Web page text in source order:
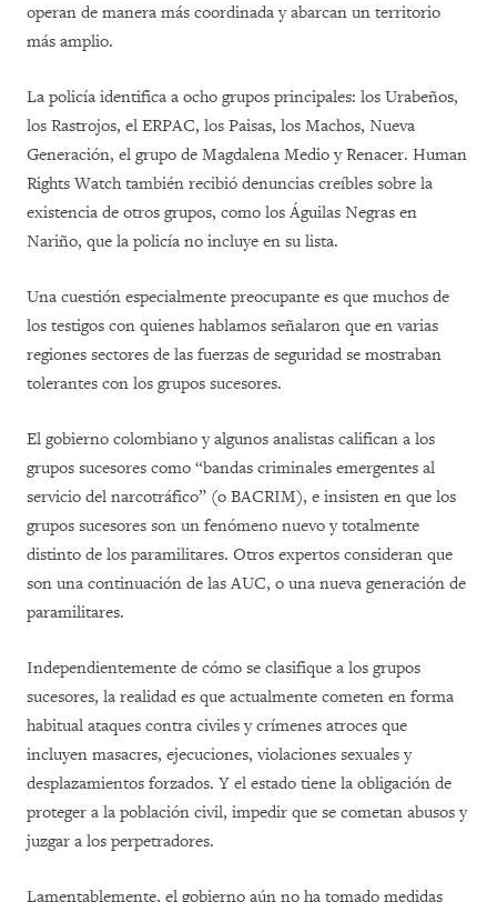
operan de manera más coordinada y abarcan un territorio
más amplio.
La policía identifica a ocho grupos principales: los Urabeños,
los Rastrojos, el ERPAC, los Paisas, los Machos, Nueva
Generación, el grupo de Magdalena Medio y Renacer. Human
Rights Watch también recibió denuncias creíbles sobre la
existencia de otros grupos, como los Águilas Negras en
Nariño, que la policía no incluye en su lista.
Una cuestión especialmente preocupante es que muchos de
los testigos con quienes hablamos señalaron que en varias
regiones sectores de las fuerzas de seguridad se mostraban
tolerantes con los grupos sucesores.
El gobierno colombiano y algunos analistas califican a los
grupos sucesores como “bandas criminales emergentes al
servicio del narcotráfico” (o BACRIM), e insisten en que los
grupos sucesores son un fenómeno nuevo y totalmente
distinto de los paramilitares. Otros expertos consideran que
son una continuación de las AUC, o una nueva generación de
paramilitares.
Independientemente de cómo se clasifique a los grupos
sucesores, la realidad es que actualmente cometen en forma
habitual ataques contra civiles y crímenes atroces que
incluyen masacres, ejecuciones, violaciones sexuales y
desplazamientos forzados. Y el estado tiene la obligación de
proteger a la población civil, impedir que se cometan abusos y
juzgar a los perpetradores.
Lamentablemente, el gobierno aún no ha tomado medidas